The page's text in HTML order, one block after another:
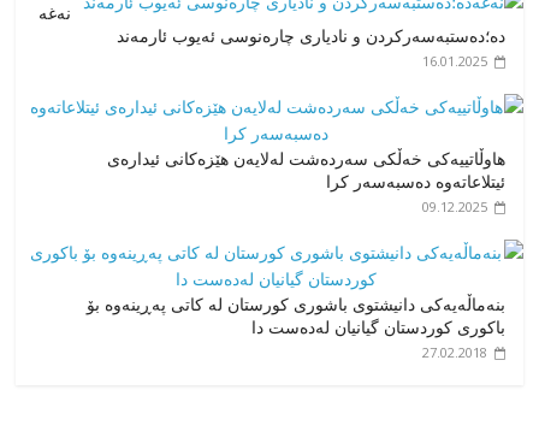
نەغە
دە؛دەستبەسەرکردن و نادیاری چارەنوسی ئەیوب ئارمەند
16.01.2025
هاوڵاتییەکی خەڵکی سەردەشت لەلایەن هێزەکانی ئیدارەی
ئیتلاعاتەوە دەسبەسەر کرا
09.12.2025
بنەماڵەیەکی دانیشتوی باشوری کورستان لە کاتی پەڕینەوە بۆ
باکوری کوردستان گیانیان لەدەست دا
27.02.2018